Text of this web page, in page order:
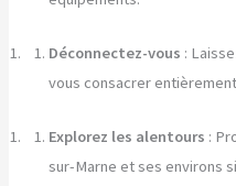
Déconnectez-vous :
vous consacrer
Explorez les alentours :
sur-Marne et ses environs